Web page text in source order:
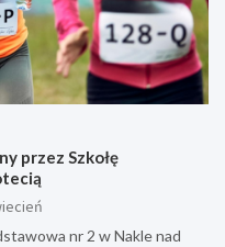
przez Szkołę
nr 2 w Nakle nad